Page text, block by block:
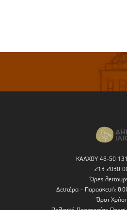
ΚΑΛΧΟΥ 48-50
213 2030
Ώρες
Δευτέρα - Παρασκευή:
Όροι